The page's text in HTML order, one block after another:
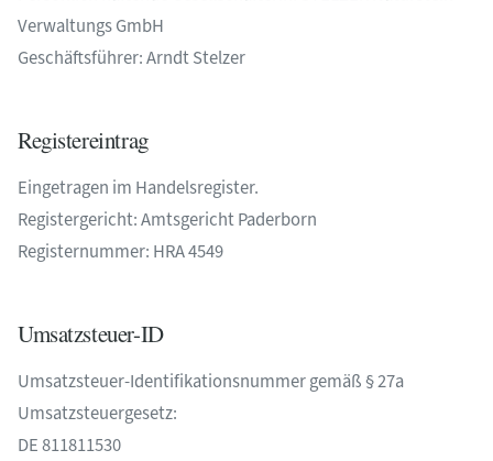
Verwaltungs GmbH
Geschäftsführer: Arndt Stelzer
Registereintrag
Eingetragen im Handelsregister.
Registergericht: Amtsgericht Paderborn
Registernummer: HRA 4549
Umsatzsteuer-ID
Umsatzsteuer-Identifikationsnummer gemäß § 27a
Umsatzsteuergesetz:
DE 811811530